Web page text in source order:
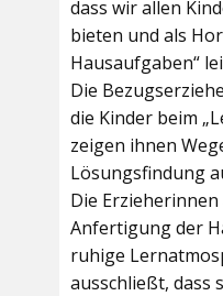
dass wir allen
bieten und als
Hausaufgaben“
Die
die Kinder beim
zeigen ihnen
Lösungsfindung
Die
Anfertigung der
ruhige
ausschließt, dass